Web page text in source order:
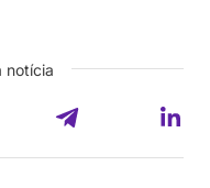
notícia